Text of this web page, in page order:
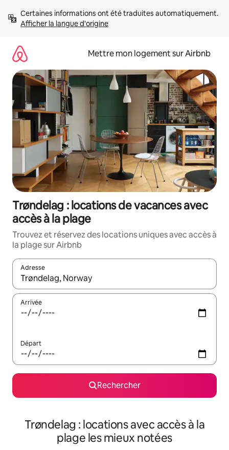
directement
Afficher la langue d'origine
Mettre mon logement sur Airbnb
Trøndelag : locations de vacances avec
accès à la plage
Trouvez et réservez des locations uniques avec accès à
la plage sur Airbnb
Adresse
Lorsque les résultats s'affichent, utilisez les flèches vers le
Arrivée
Départ
Rechercher
Trøndelag : locations avec accès à la
plage les mieux notées